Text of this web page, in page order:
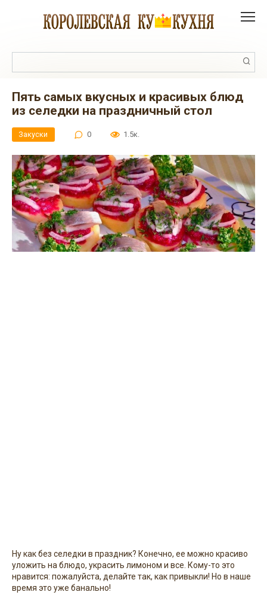
Пять самых вкусных и красивых блюд
из селедки на праздничный стол
Закуски 0 1.5к.
Ну как без селедки в праздник? Конечно, ее можно красиво
уложить на блюдо, украсить лимоном и все. Кому-то это
нравится: пожалуйста, делайте так, как привыкли! Но в наше
время это уже банально!